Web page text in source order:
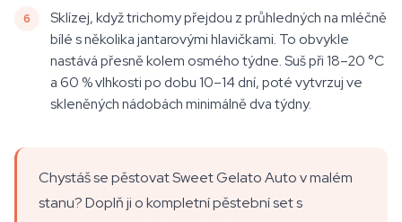
Sklízej, když trichomy přejdou z průhledných na mléčně
bílé s několika jantarovými hlavičkami. To obvykle
nastává přesně kolem osmého týdne. Suš při 18–20 °C
a 60 % vlhkosti po dobu 10–14 dní, poté vytvrzuj ve
skleněných nádobách minimálně dva týdny.
Chystáš se pěstovat Sweet Gelato Auto v malém
stanu? Doplň ji o kompletní pěstební set s